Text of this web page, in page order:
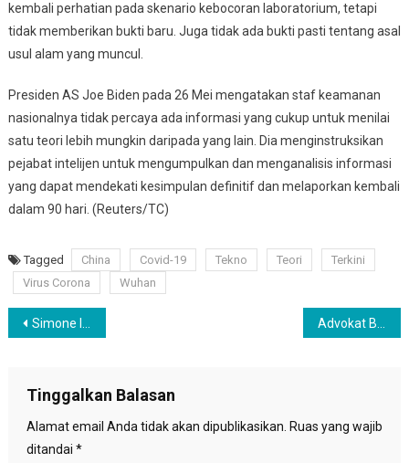
kembali perhatian pada skenario kebocoran laboratorium, tetapi
tidak memberikan bukti baru. Juga tidak ada bukti pasti tentang asal
usul alam yang muncul.
Presiden AS Joe Biden pada 26 Mei mengatakan staf keamanan
nasionalnya tidak percaya ada informasi yang cukup untuk menilai
satu teori lebih mungkin daripada yang lain. Dia menginstruksikan
pejabat intelijen untuk mengumpulkan dan menganalisis informasi
yang dapat mendekati kesimpulan definitif dan melaporkan kembali
dalam 90 hari. (Reuters/TC)
Tagged China Covid-19 Tekno Teori
Terkini
Virus Corona
Wuhan
Navigasi
Simone Inzaghi Tinggalkan Lazio dan Sudah Setuju Latih Inter Milan
Tinggalkan Balasan
Alamat email Anda tidak akan dipublikasikan. Ruas yang wajib
ditandai *